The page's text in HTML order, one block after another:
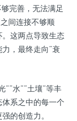
完善，无法满足
间连接不够顺
这两点导致生态
，最终走向“衰
水”“土壤”等丰
系之中的每一个
的创造力。